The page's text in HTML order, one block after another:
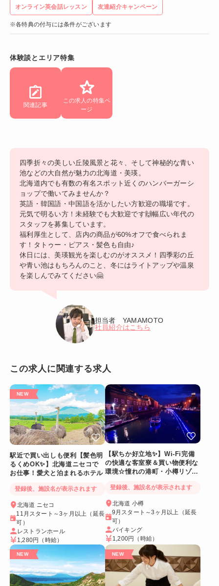
オンライン英会話レッスン 友達紹介キャンペーン
※各特典の付与には条件がございます
体験談とエリア特集
関連記事
この求人の特集ペ
ージ
四季折々の美しい丘陵風景と花々、そして神秘的な青い
池などの大自然が魅力の北海道・美瑛。
北海道内でも有数の有名スポット近くのハンバーガーシ
ョップで働いてみませんか？
英語・韓国語・中国語を活かしたい方歓迎の職場です。
元気で明るい方！未経験でも大歓迎です🙌幅広い年代の
スタッフを募集しています。
福利厚生として、店内の商品が60%オフで食べられま
す！タトゥー・ピアス・髪色も自由♪
休日には、美瑛観光を楽しむのがオススメ！四季彩の丘
や青い池はもちろんのこと、冬にはライトアップや温泉
を楽しんでみてください🤗
担当者 YAMAMOTO
社員紹介はこちら
この求人に関連する求人
駅近で買い出しも便利【髪色明
るくめOK✨】北海道ニセコで
お仕事！愛犬と泊まれるホテル
登録後、施設名が表示されます
北海道 ニセコ
11月スタート～3ヶ月以上（延長
可）
レストランホール
1,280円 （時給）
【駅ちか好立地✨】Wi-Fi完備
の快適な客室寮＆買い物便利な
環境☆憧れの港町・小樽リゾー
登録後、施設名が表示されます
北海道 小樽
9月スタート～3ヶ月以上（延長
可）
バイキング
1,200円 （時給）